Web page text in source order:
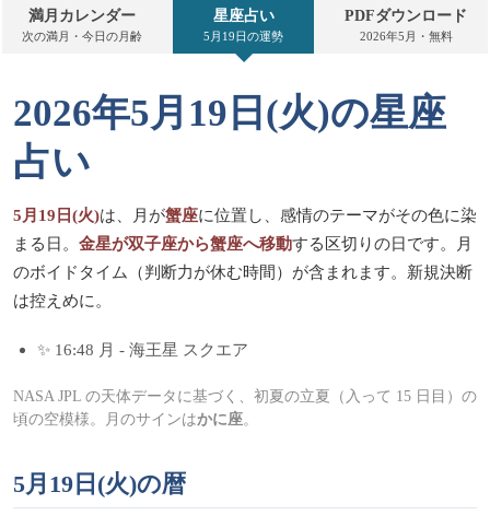
満月カレンダー
次の満月・今日の月齢
星座占い
5月19日の運勢
PDFダウンロード
2026年5月・無料
2026年5月19日(火)の星座
占い
5月19日(火)は、月が蟹座に位置し、感情のテーマがその色に染
まる日。 金星が双子座から蟹座へ移動する区切りの日です。月
のボイドタイム（判断力が休む時間）が含まれます。新規決断
は控えめに。
✨ 16:48 月 - 海王星 スクエア
NASA JPL の天体データに基づく、初夏の立夏（入って 15 日目）の
頃の空模様。月のサインはかに座。
5月19日(火)の暦